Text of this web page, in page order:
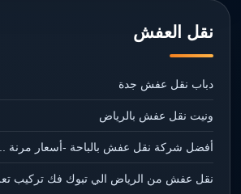
نقل العفش
دباب نقل عفش جدة
ونيت نقل عفش بالرياض
أفضل شركة نقل عفش بالباحة -أسعار مرنة
نقل عفش من الرياض الي تبوك فك تركيب